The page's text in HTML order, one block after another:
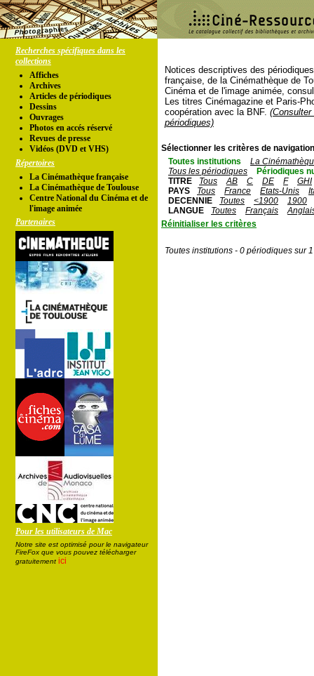
Recherches spécifiques dans les
collections
Affiches
Archives
Articles de périodiques
Dessins
Ouvrages
Photos en accés réservé
Revues de presse
Vidéos (DVD et VHS)
Répertoires
La Cinémathèque française
La Cinémathèque de Toulouse
Centre National du Cinéma et de
l'image animée
Partenaires
Pour les utilisateurs de Mac
Notre site est optimisé pour le navigateur
FireFox que vous pouvez télécharger
gratuitement ici
Notices descriptives des
française, de la Cinémathèque de
Cinéma et de l'image animée,
Les titres Cinémagazine et Paris-
coopération avec la BNF.
périodiques)
Sélectionner les critères de
Toutes institutions
La
Tous les périodiques
Périodiques
TITRE
Tous AB C DE F
GHI
PAYS
Tous France Etats-Unis
DECENNIE
Toutes <1900
1900
LANGUE
Toutes Français
Réinitialiser les critères
Toutes institutions - 0 périodiques sur